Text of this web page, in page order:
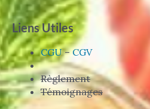
Liens Utiles
CGU–CGV
Règlement
Témoignages